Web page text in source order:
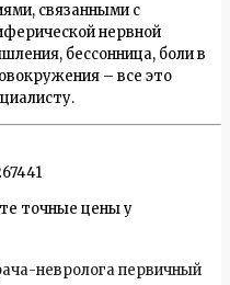
связанными с
нервной
бессонница, боли в
– все это
точные цены у
невролога первичный